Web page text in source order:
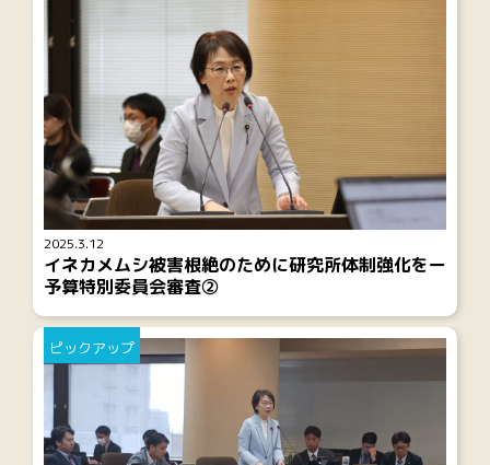
2025.3.12
イネカメムシ被害根絶のために研究所体制強化をー
予算特別委員会審査②
ピックアップ